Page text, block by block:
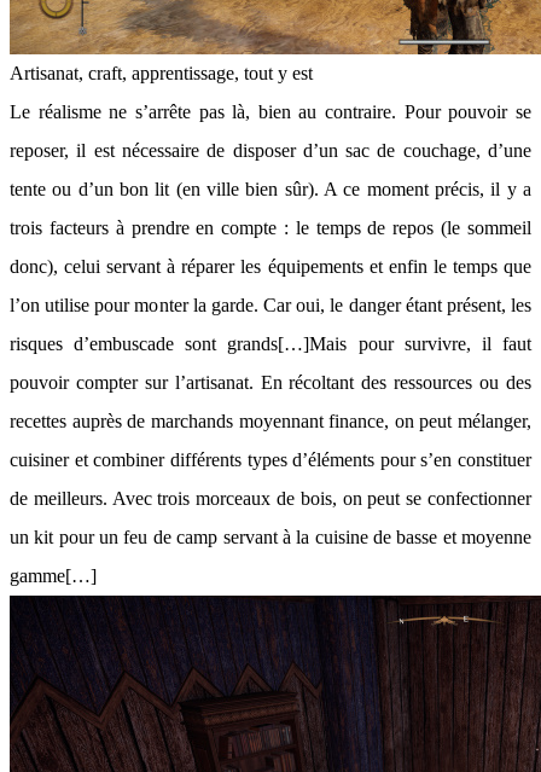
Artisanat, craft, apprentissage, tout y est
Le réalisme ne s’arrête pas là, bien au contraire. Pour pouvoir se
reposer, il est nécessaire de disposer d’un sac de couchage, d’une
tente ou d’un bon lit (en ville bien sûr). A ce moment précis, il y a
trois facteurs à prendre en compte : le temps de repos (le sommeil
donc), celui servant à réparer les équipements et enfin le temps que
l’on utilise pour monter la garde. Car oui, le danger étant présent, les
risques d’embuscade sont grands[…]Mais pour survivre, il faut
pouvoir compter sur l’artisanat. En récoltant des ressources ou des
recettes auprès de marchands moyennant finance, on peut mélanger,
cuisiner et combiner différents types d’éléments pour s’en constituer
de meilleurs. Avec trois morceaux de bois, on peut se confectionner
un kit pour un feu de camp servant à la cuisine de basse et moyenne
gamme[…]